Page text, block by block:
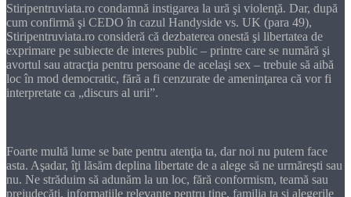
Stiripentruviata.ro condamnă instigarea la ură şi violenţă. Dar, după
cum confirmă şi CEDO în cazul Handyside vs. UK (para 49),
Stiripentruviata.ro consideră că dezbaterea onestă şi libertatea de
exprimare pe subiecte de interes public – printre care se numără şi
avortul sau atracţia pentru persoane de acelaşi sex – trebuie să aibă
loc în mod democratic, fără a fi cenzurate de ameninţarea că vor fi
interpretate ca „discurs al urii”.
Foarte multă lume se bate pentru atenţia ta, dar noi nu putem face
asta. Aşadar, îţi lăsăm deplina libertate de a alege să ne urmăreşti sau
nu. Ne străduim să adunăm la un loc, fără conformism, teamă sau
prejudecăţi, informaţiile relevante pentru tine, familia ta şi alegerile